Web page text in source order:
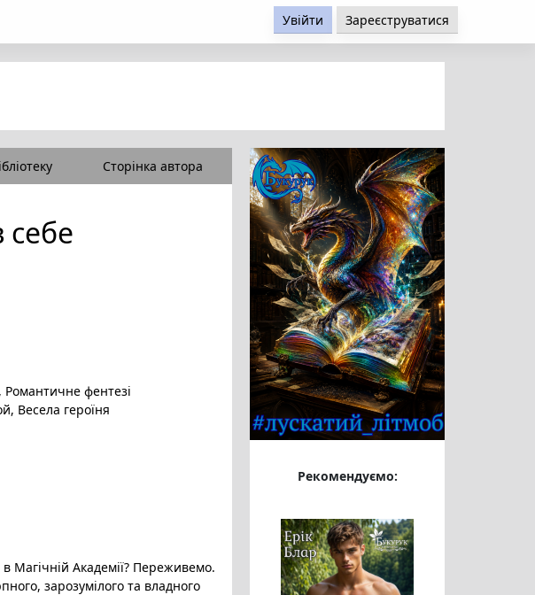
Увійти Зареєструватися
Сторінка автора
себе
, Романтичне фентезі
, Весела героїня
Магічній Академії? Переживемо.
зарозумілого та владного
Рекомендуємо: